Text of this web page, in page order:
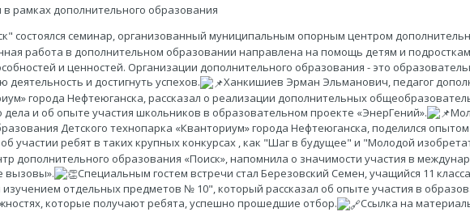
рамках дополнительного образования
состоялся семинар, организованный муниципальным опорным центром
работа в дополнительном образовании направлена на помощь детям и
и ценностей. Организации дополнительного образования - это
деятельность и достигнуть успехов.
Ханкишиев Эрман Эльманович, педагог
города Нефтеюганска, рассказал о реализации дополнительных
и об опыте участия школьников в образовательном проекте «ЭнерГений».
Детского технопарка «Кванториум» города Нефтеюганска, поделился
участии ребят в таких крупных конкурсах , как "Шаг в будущее" и "Молодой
дополнительного образования «Поиск», напомнила о значимости участия в
вызовы».
Специальным гостем встречи стал Березовский Семен, учащийся 11
отдельных предметов № 10", который рассказал об опыте участия в
которые получают ребята, успешно прошедшие отбор.
Ссылка на